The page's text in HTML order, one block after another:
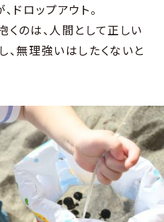
ドロップアウト。
くのは、人間として正しい
、無理強いはしたくないと